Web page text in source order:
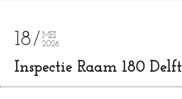
18
MEI
2026
Inspectie Raam 180 Delft